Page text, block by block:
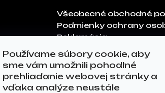
Používame súbory cookie, aby
sme vám umožnili pohodlné
prehliadanie webovej stránky a
vďaka analýze neustále
Všeobecné obchodné
Podmienky ochrany
Reklamácia
Odstúpenie od zmluvy
FAQ
Kontakty